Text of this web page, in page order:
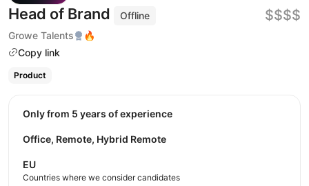
Head of Brand
Offline
Growe Talents
🔥
Copy link
$$$$
Product
Only from 5 years of experience
Office, Remote, Hybrid Remote
EU
Countries where we consider candidates